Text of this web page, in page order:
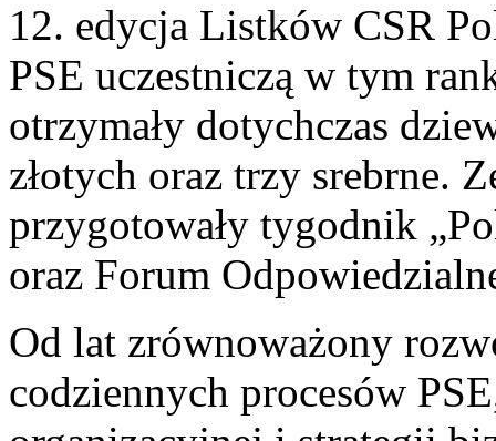
12. edycja Listków CSR
PSE uczestniczą w tym
otrzymały dotychczas
złotych oraz trzy srebrne.
przygotowały tygodnik
oraz Forum
Od lat zrównoważony
codziennych procesów